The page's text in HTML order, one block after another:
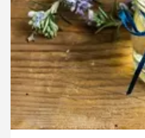
19.10.2025 Sağlık